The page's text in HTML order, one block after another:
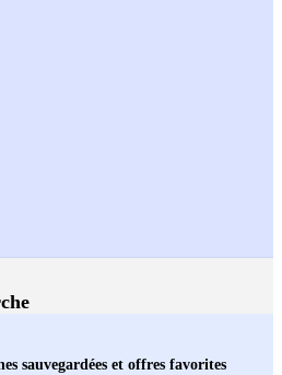
sauvegardées et offres favorites